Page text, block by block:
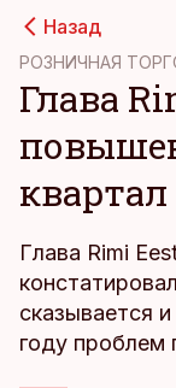
Назад
РОЗНИЧНАЯ
Глава
Глава Rimi
сказывается
году